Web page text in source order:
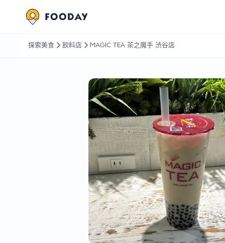
探索美食 飲料店 MAGIC TEA 茶之魔手 渋谷店